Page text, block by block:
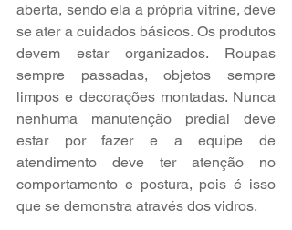
aberta, sendo ela a própria vitrine, deve
se ater a cuidados básicos. Os produtos
devem estar organizados. Roupas
sempre passadas, objetos sempre
limpos e decorações montadas. Nunca
nenhuma manutenção predial deve
estar por fazer e a equipe de
atendimento deve ter atenção no
comportamento e postura, pois é isso
que se demonstra através dos vidros.